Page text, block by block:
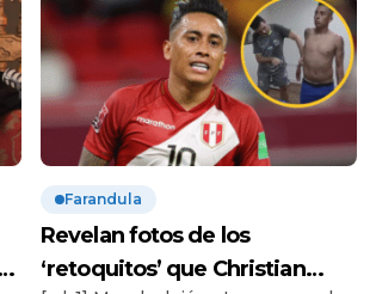
Farandula
Revelan fotos de los
‘retoquitos’ que Christian